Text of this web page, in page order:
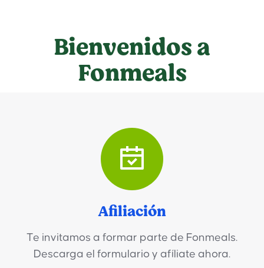
Bienvenidos a
Fonmeals
Afiliación
Te invitamos a formar parte de Fonmeals.
Descarga el formulario y afíliate ahora.